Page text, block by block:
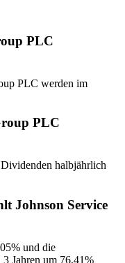
PLC
PLC werden im
PLC
halbjährlich
Johnson Service
und die
Jahren um 76,41%